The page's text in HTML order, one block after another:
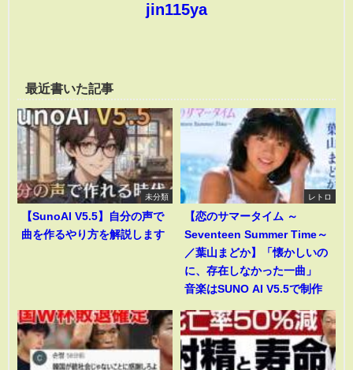
jin115ya
最近書いた記事
未分類
【SunoAI V5.5】自分の声で
曲を作るやり方を解説します
レトロ
【恋のサマータイム ～
Seventeen Summer Time～
／葉山まどか】「懐かしいの
に、存在しなかった一曲」
音楽はSUNO AI V5.5で制作